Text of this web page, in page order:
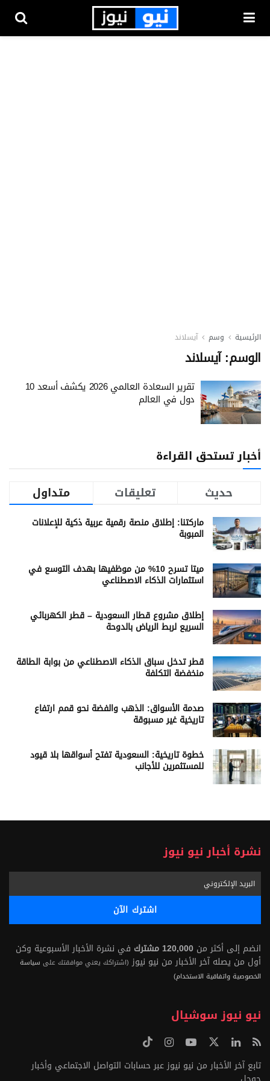
الرئيسية وسم آيسلاند
الوسم:آيسلاند
تقرير السعادة العالمي 2026 يكشف أسعد 10
دول في العالم
أخبار تستحق القراءة
متداول
تعليقات حديث
ماركتنا: إطلاق منصة رقمية عربية ذكية للإعلانات
المبوبة
ميتا تسرح 10% من موظفيها بهدف التوسع في
استثمارات الذكاء الاصطناعي
إطلاق مشروع قطار السعودية – قطر الكهربائي
السريع لربط الرياض بالدوحة
قطر تدخل سباق الذكاء الاصطناعي من بوابة الطاقة
منخفضة التكلفة
صدمة الأسواق: الذهب والفضة نحو قمم ارتفاع
تاريخية غير مسبوقة
خطوة تاريخية: السعودية تفتح أسواقها بلا قيود
للمستثمرين للأجانب
نشرة أخبار نيو نيوز
انضم إلى أكثر من 120,000 مشترك
في نشرة الأخبار الأسبوعية وكن
أول من يصله آخر الأخبار من نيو نيوز (اشتراكك يعني موافقتك على سياسة
الخصوصية واتفاقية الاستخدام)
نيو نيوز سوشيال
تابع آخر الأخبار من نيو نيوز عبر حسابات التواصل الاجتماعي وأخبار